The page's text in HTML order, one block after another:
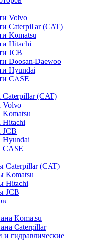
Volvo
Caterpillar (CAT)
Komatsu
Hitachi
JCB
Doosan-Daewoo
Hyundai
CASE
(CAT)
Volvo
Hitachi
JCB
Hyundai
CASE
Caterpillar (CAT)
Komatsu
Hitachi
JCB
Komatsu
Caterpillar
и гидравлические